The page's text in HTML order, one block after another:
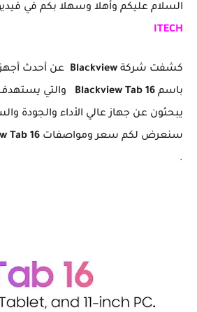
السلام عليكم وأهلا وسهلا بكم في
ITECH
كشفت شركة Blackview عن أحدث
باسم Blackview Tab 16 والتي
يبحثون عن جهاز عالي الأداء والجودة
سنعرض لكم سعر ومواصفات Tab 16
.